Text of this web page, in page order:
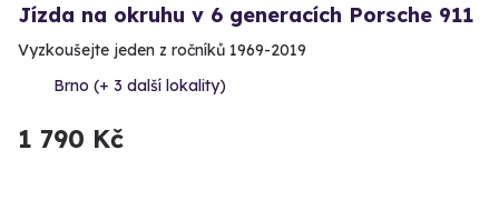
Jízda na okruhu v 6 generacích Porsche 911
Vyzkoušejte jeden z ročníků 1969-2019
Brno (+ 3 další lokality)
1 790 Kč